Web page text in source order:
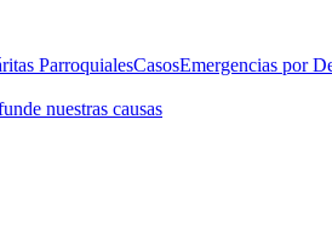
ParroquialesCasosEmergencias por
nuestras causas